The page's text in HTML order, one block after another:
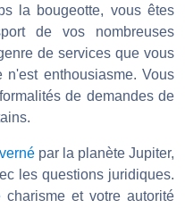
la bougeotte, vous êtes
de vos nombreuses
de services que vous
enthousiasme. Vous
de demandes de
par la planète Jupiter,
les questions juridiques.
et votre autorité